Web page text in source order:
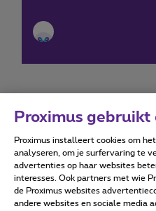
Forumvoorwaarden
Proximus gebruikt
Proximus installeert cookies om
analyseren, om je surfervaring te
advertenties op haar websites
interesses. Ook partners met wie
de Proximus websites
andere websites en sociale media